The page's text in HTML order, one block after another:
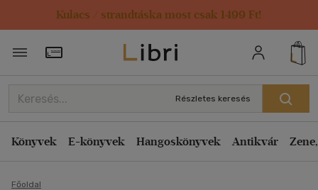
Kulacs / strandtáska most csak 1499 Ft!
Törzsvásárlói Kártya adatai
Részletes keresés
Könyvek E-könyvek Hangoskönyvek Antikvár
Főoldal